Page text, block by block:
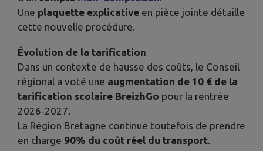
Une plaquette explicative en pièce jointe détaille
cette nouvelle procédure.
Évolution de la tarification
Dans un contexte de hausse des coûts, le Conseil
régional a voté une augmentation de 10 € de la
tarification scolaire BreizhGo pour la rentrée
2026‑2027.
La Région Bretagne continue toutefois de prendre
en charge 90% du coût réel du transport